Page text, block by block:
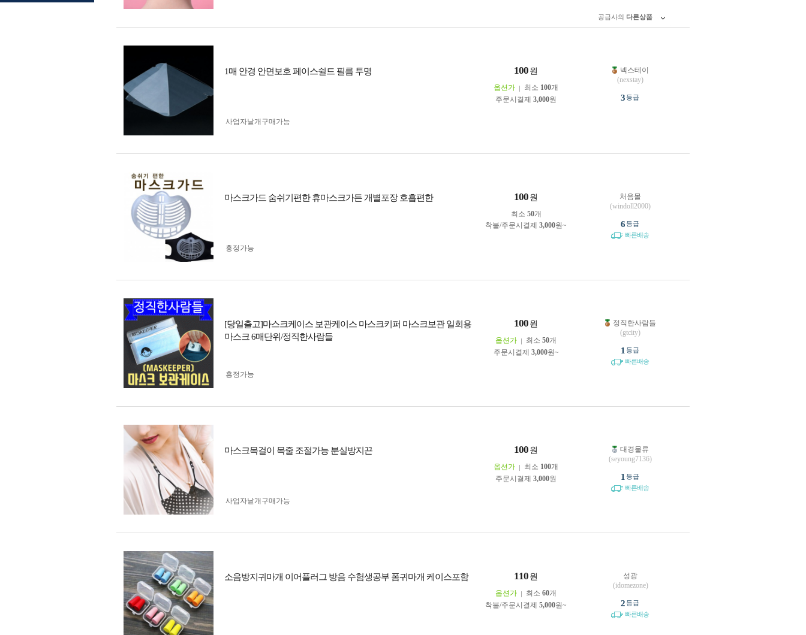
공급사의 다른상품
1매 안경 안면보호 페이스쉴드 필름 투명 100 원
옵션가 최소 100개
주문시결제 3,000원
사업자 낱개구매가능
넥스테이
(nexstay)
3등급
마스크가드 숨쉬기편한 휴마스크가든 개별포장 호흡편한 100 원
최소 50개
착불/주문시결제 3,000원~
흥정가능
처음몰
(windoll2000)
6등급
빠른배송
[당일출고]마스크케이스 보관케이스 마스크키퍼 마스크보관 일회용
마스크 6매단위/정직한사람들
100 원
옵션가 최소 50개
주문시결제 3,000원~
흥정가능
정직한사람들
(gtcity)
1 등급
빠른배송
마스크목걸이 목줄 조절가능 분실방지끈 100 원
옵션가 최소 100개
주문시결제 3,000원
사업자 낱개구매가능
대경물류
(seyoung7136)
1 등급
빠른배송
소음방지귀마개 이어플러그 방음 수험생공부 폼귀마개 케이스포함 110 원
옵션가 최소 60개
착불/주문시결제 5,000원~
성광
(idomezone)
2등급
빠른배송